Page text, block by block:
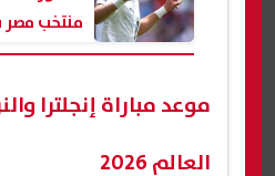
منتخب مصر
2026
موعد مباراة إنجلترا
العالم 2026